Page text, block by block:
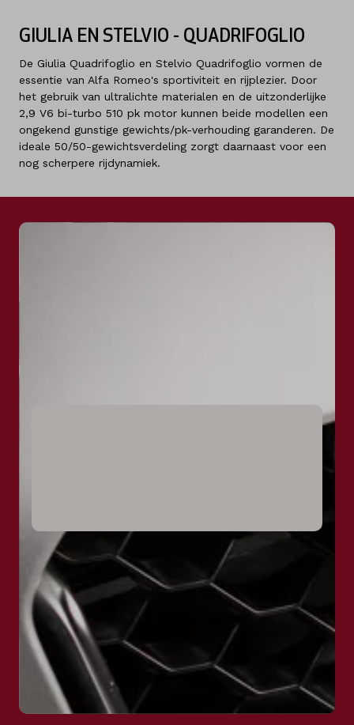
GIULIA EN STELVIO - QUADRIFOGLIO
De Giulia Quadrifoglio en Stelvio Quadrifoglio vormen de
essentie van Alfa Romeo's sportiviteit en rijplezier. Door
het gebruik van ultralichte materialen en de uitzonderlijke
2,9 V6 bi-turbo 510 pk motor kunnen beide modellen een
ongekend gunstige gewichts/pk-verhouding garanderen. De
ideale 50/50-gewichtsverdeling zorgt daarnaast voor een
nog scherpere rijdynamiek.